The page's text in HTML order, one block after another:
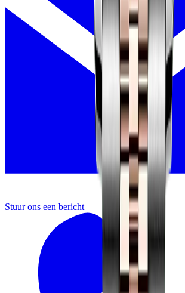
Stuur ons een bericht